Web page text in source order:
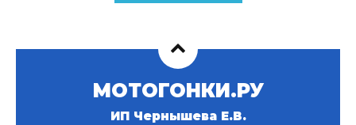
МОТОГОНКИ.РУ
ИП Чернышева Е.В.